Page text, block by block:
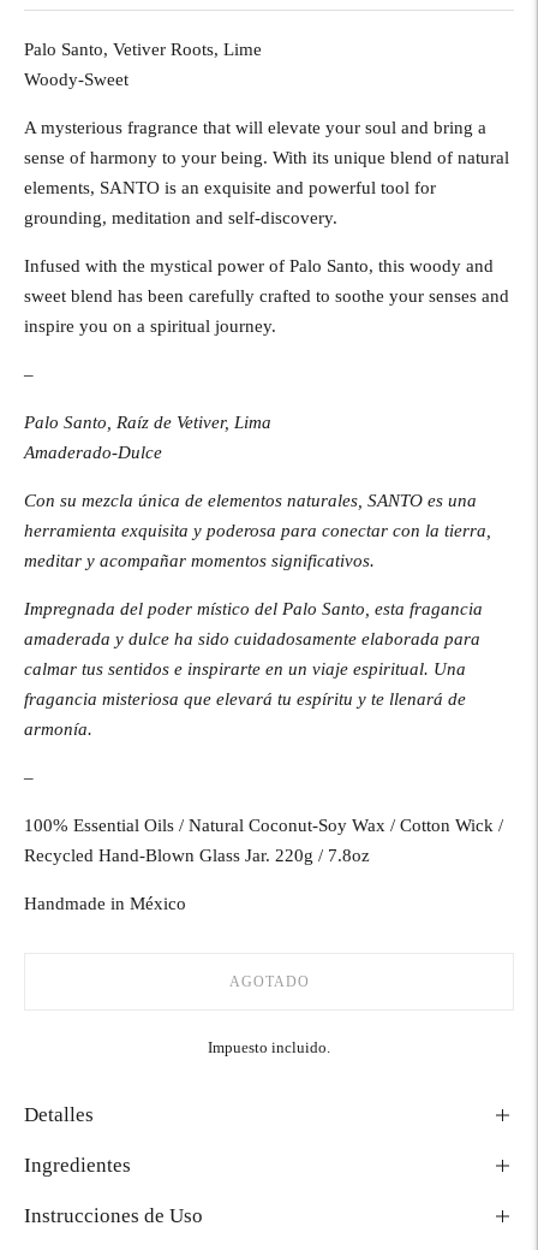
Palo Santo, Vetiver Roots, Lime
Woody-Sweet
A mysterious fragrance that will elevate your soul and bring a
sense of harmony to your being. With its unique blend of natural
elements, SANTO is an exquisite and powerful tool for
grounding, meditation and self-discovery.
Infused with the mystical power of Palo Santo, this woody and
sweet blend has been carefully crafted to soothe your senses and
inspire you on a spiritual journey.
–
Palo Santo, Raíz de Vetiver, Lima
Amaderado-Dulce
Con su mezcla única de elementos naturales, SANTO es una
herramienta exquisita y poderosa para conectar con la tierra,
meditar y acompañar momentos significativos.
Impregnada del poder místico del Palo Santo, esta fragancia
amaderada y dulce ha sido cuidadosamente elaborada para
calmar tus sentidos e inspirarte en un viaje espiritual. Una
fragancia misteriosa que elevará tu espíritu y te llenará de
armonía.
–
100% Essential Oils / Natural Coconut-Soy Wax / Cotton Wick /
Recycled Hand-Blown Glass Jar. 220g / 7.8oz
Handmade in México
AGOTADO
Impuesto incluido.
Detalles
Ingredientes
Instrucciones de Uso